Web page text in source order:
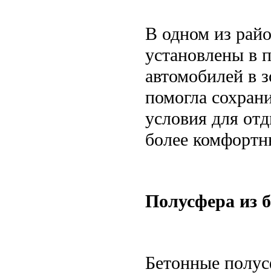
В одном из
установлены в
автомобилей в
помогла
условия для
более
Полусфера из
Бетонные